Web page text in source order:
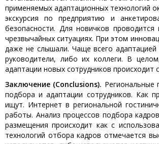
применяемых адаптационных технологий
экскурсия по предприятию и
безопасности. Для новичков
чрезвычайных ситуациях. При этом
даже не слышали. Чаще всего
руководители, либо их коллеги. В
адаптации новых сотрудников
Заключение (Conclusions). Региональные
подбора и адаптации сотрудников. Как
ищут. Интернет в региональной
работы. Анализ процессов подбора
размещения происходит как с
технологий отбора кадров отмечается